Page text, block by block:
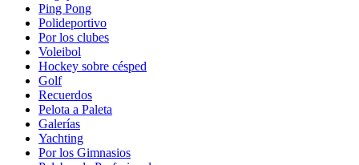
Ping Pong
Polideportivo
Por los clubes
Voleibol
Hockey sobre césped
Golf
Recuerdos
Pelota a Paleta
Galerías
Yachting
Por los Gimnasios